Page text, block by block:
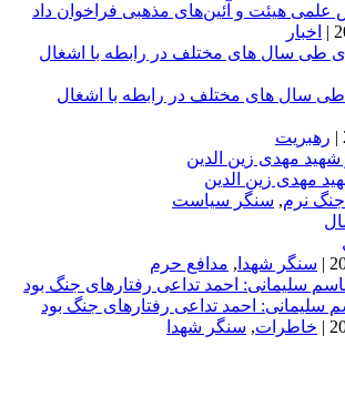
هیئت و آئین‌های مذهبی فراخوان داد
| اخبار
طی سال های مختلف در رابطه با اشغال
| رهبریت
جنگ نرم, سنگر سیاست
| سنگر شهدا , مدافع حرم
سلیمانی: احمد تداعی رفتارهای جنگ بود
| خاطرات, سنگر شهدا